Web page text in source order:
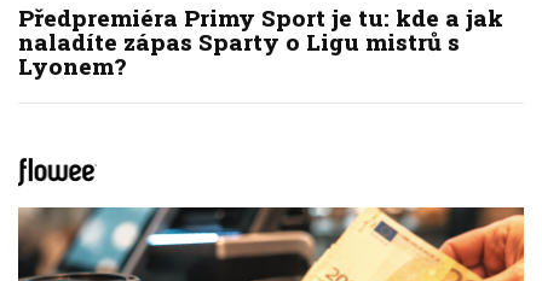
Předpremiéra Primy Sport je tu: kde a jak
naladíte zápas Sparty o Ligu mistrů s
Lyonem?